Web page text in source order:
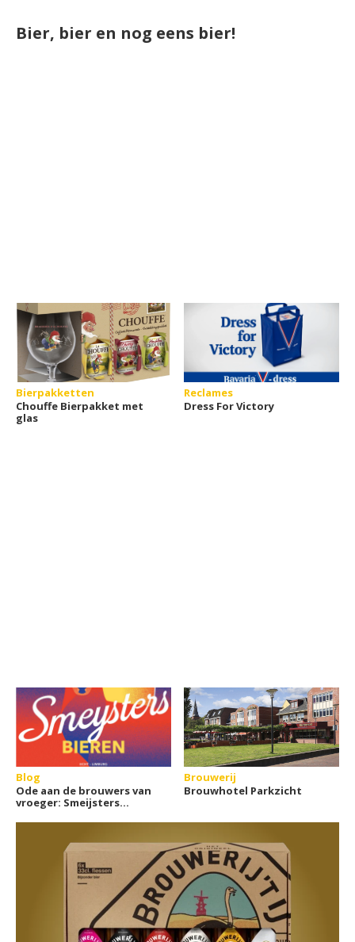
Bier, bier en nog eens bier!
Bierpakketten
Chouffe Bierpakket met
glas
Reclames
Dress For Victory
Blog
Ode aan de brouwers van
vroeger: Smeijsters
Brouwerij
Brouwhotel Parkzicht